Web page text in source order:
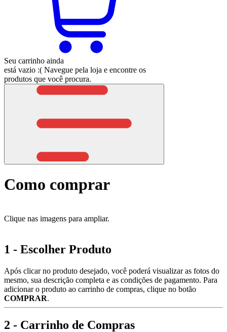
Seu carrinho ainda
está vazio :( Navegue pela loja e encontre os
produtos que você procura.
Como comprar
Clique nas imagens para ampliar.
1 - Escolher Produto
Após clicar no produto desejado, você poderá visualizar as fotos do
mesmo, sua descrição completa e as condições de pagamento. Para
adicionar o produto ao carrinho de compras, clique no botão
COMPRAR.
2 - Carrinho de Compras